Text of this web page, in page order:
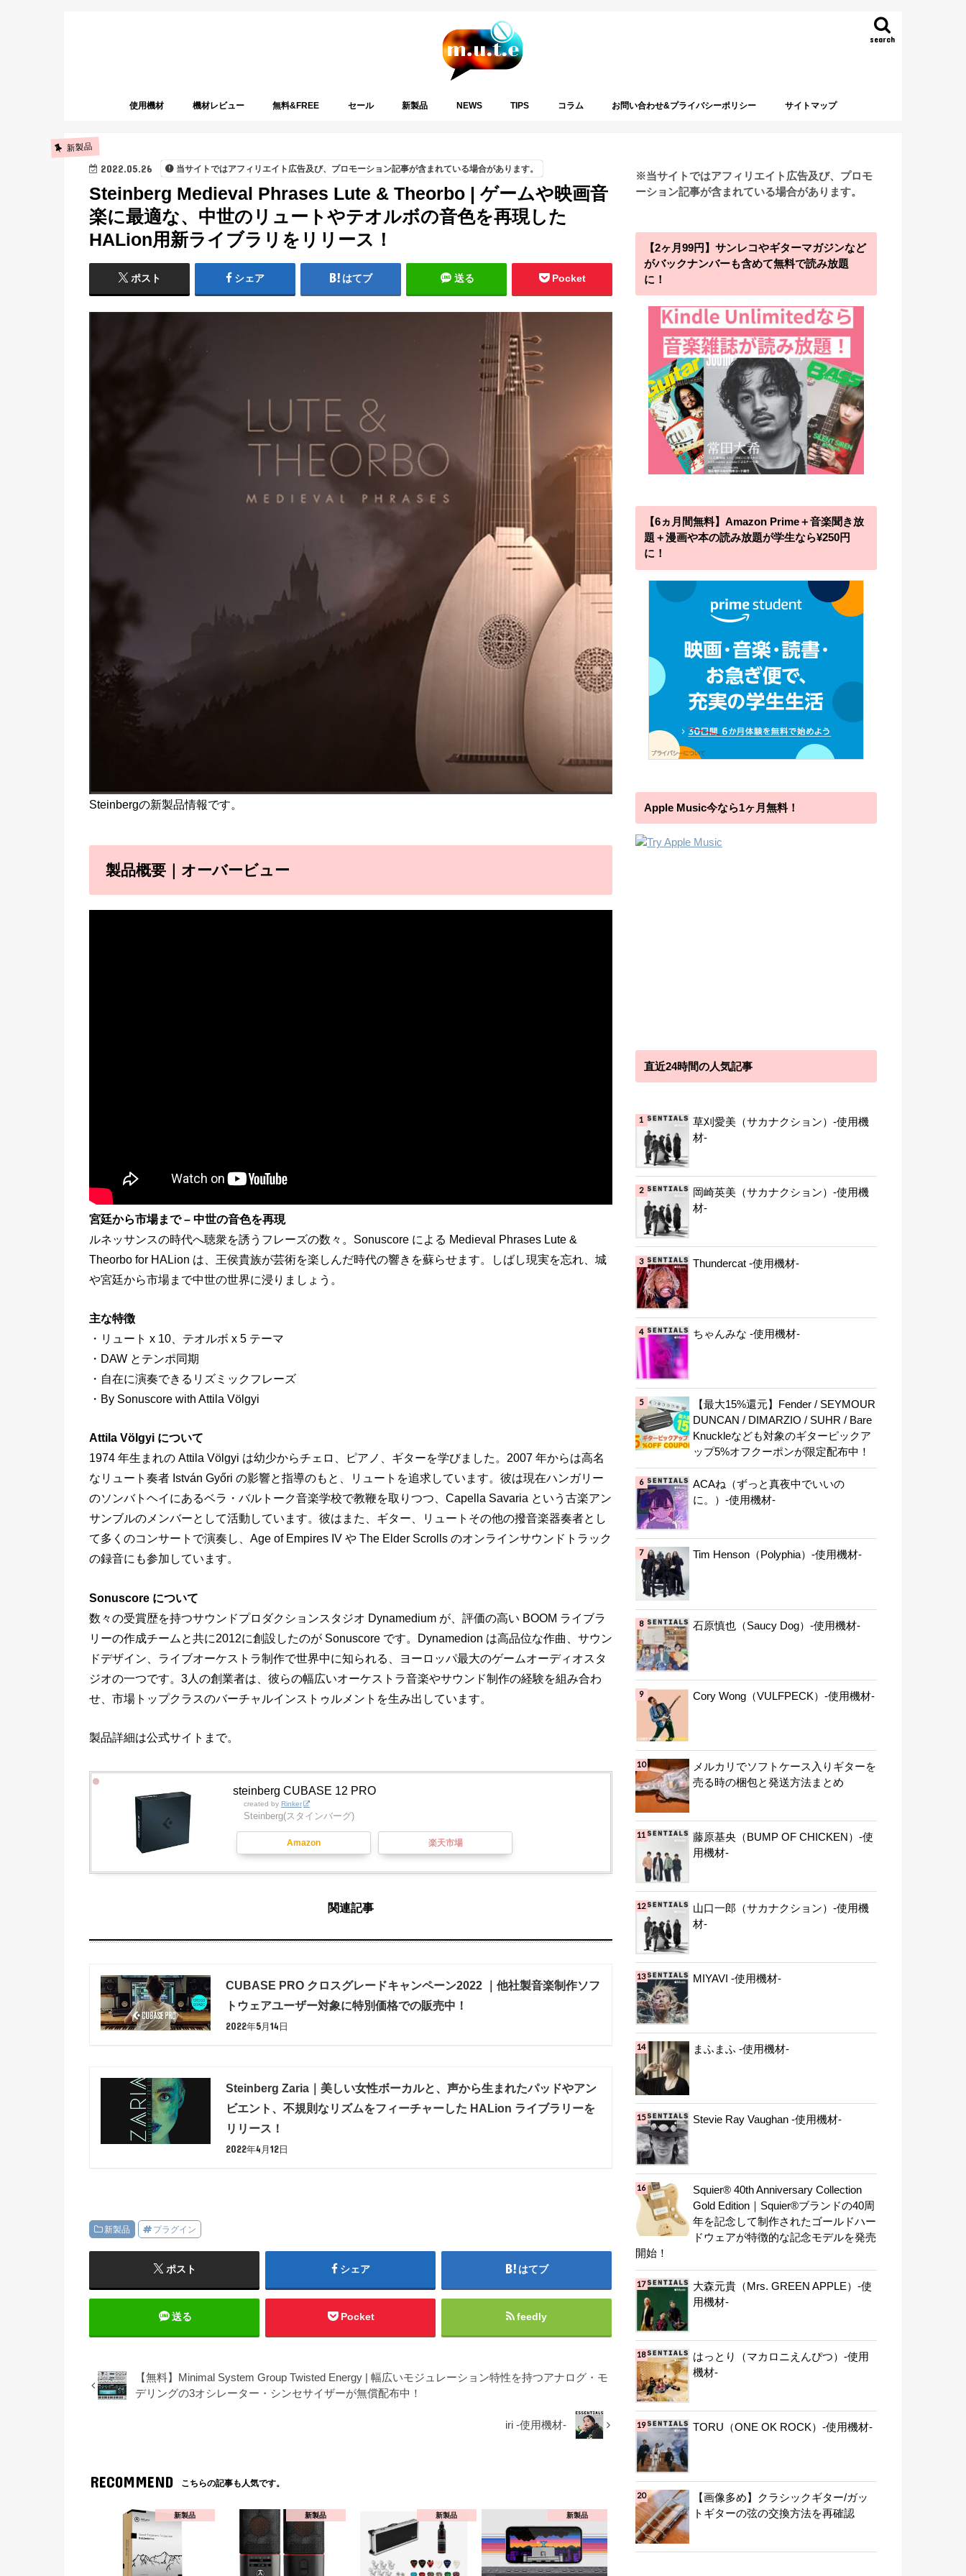
search
使用機材 機材レビュー 無料&FREE セール 新製品 NEWS TIPS コラム お問い合わせ&プライバシーポリシー サイトマップ
新製品
2022.05.26 当サイトではアフィリエイト広告及び、プロモーション記事が含まれている場合があります。
Steinberg Medieval Phrases Lute & Theorbo | ゲームや映画音
楽に最適な、中世のリュートやテオルボの音色を再現した
HALion用新ライブラリをリリース！
ポスト シェア はてブ 送る Pocket
Steinbergの新製品情報です。
製品概要｜オーバービュー
宮廷から市場まで – 中世の音色を再現
ルネッサンスの時代へ聴衆を誘うフレーズの数々。Sonuscore による Medieval Phrases Lute &
Theorbo for HALion は、王侯貴族が芸術を楽しんだ時代の響きを蘇らせます。しばし現実を忘れ、城
や宮廷から市場まで中世の世界に浸りましょう。
主な特徴
・リュート x 10、テオルボ x 5 テーマ
・DAW とテンポ同期
・自在に演奏できるリズミックフレーズ
・By Sonuscore with Attila Völgyi
Attila Völgyi について
1974 年生まれの Attila Völgyi は幼少からチェロ、ピアノ、ギターを学びました。2007 年からは高名
なリュート奏者 István Győri の影響と指導のもと、リュートを追求しています。彼は現在ハンガリー
のソンバトヘイにあるベラ・バルトーク音楽学校で教鞭を取りつつ、Capella Savaria という古楽アン
サンブルのメンバーとして活動しています。彼はまた、ギター、リュートその他の撥音楽器奏者とし
て多くのコンサートで演奏し、Age of Empires IV や The Elder Scrolls のオンラインサウンドトラック
の録音にも参加しています。
Sonuscore について
数々の受賞歴を持つサウンドプロダクションスタジオ Dynamedium が、評価の高い BOOM ライブラ
リーの作成チームと共に2012に創設したのが Sonuscore です。Dynamedion は高品位な作曲、サウン
ドデザイン、ライブオーケストラ制作で世界中に知られる、ヨーロッパ最大のゲームオーディオスタ
ジオの一つです。3人の創業者は、彼らの幅広いオーケストラ音楽やサウンド制作の経験を組み合わ
せ、市場トップクラスのバーチャルインストゥルメントを生み出しています。
製品詳細は公式サイトまで。
steinberg CUBASE 12 PRO
created by Rinker
Steinberg(スタインバーグ)
Amazon 楽天市場
関連記事
CUBASE PRO クロスグレードキャンペーン2022 ｜他社製音楽制作ソフ
トウェアユーザー対象に特別価格での販売中！
2022年5月14日
Steinberg Zaria｜美しい女性ボーカルと、声から生まれたパッドやアン
ビエント、不規則なリズムをフィーチャーした HALion ライブラリーを
リリース！
2022年4月12日
新製品 プラグイン
ポスト シェア はてブ
送る Pocket feedly
【無料】Minimal System Group Twisted Energy | 幅広いモジュレーション特性を持つアナログ・モ
デリングの3オシレーター・シンセサイザーが無償配布中！
iri -使用機材-
RECOMMEND こちらの記事も人気です。
新製品 新製品 新製品 新製品
※当サイトではアフィリエイト広告及び、プロモ
ーション記事が含まれている場合があります。
【2ヶ月99円】サンレコやギターマガジンなど
がバックナンバーも含めて無料で読み放題
に！
【6ヵ月間無料】Amazon Prime＋音楽聞き放
題＋漫画や本の読み放題が学生なら¥250円
に！
Apple Music今なら1ヶ月無料！
直近24時間の人気記事
草刈愛美（サカナクション）-使用機
材-
岡崎英美（サカナクション）-使用機
材-
Thundercat -使用機材-
ちゃんみな -使用機材-
【最大15%還元】Fender / SEYMOUR
DUNCAN / DIMARZIO / SUHR / Bare
Knuckleなども対象のギターピックア
ップ5%オフクーポンが限定配布中！
ACAね（ずっと真夜中でいいの
に。）-使用機材-
Tim Henson（Polyphia）-使用機材-
石原慎也（Saucy Dog）-使用機材-
Cory Wong（VULFPECK）-使用機材-
メルカリでソフトケース入りギターを
売る時の梱包と発送方法まとめ
藤原基央（BUMP OF CHICKEN）-使
用機材-
山口一郎（サカナクション）-使用機
材-
MIYAVI -使用機材-
まふまふ -使用機材-
Stevie Ray Vaughan -使用機材-
Squier® 40th Anniversary Collection
Gold Edition｜Squier®ブランドの40周
年を記念して制作されたゴールドハー
ドウェアが特徴的な記念モデルを発売
開始！
大森元貴（Mrs. GREEN APPLE）-使
用機材-
はっとり（マカロニえんぴつ）-使用
機材-
TORU（ONE OK ROCK）-使用機材-
【画像多め】クラシックギター/ガッ
トギターの弦の交換方法を再確認